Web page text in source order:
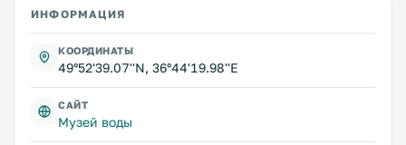
ИНФОРМАЦИЯ
КООРДИНАТЫ
49°52'39.07''N, 36°44'19.98''E
САЙТ
Музей воды